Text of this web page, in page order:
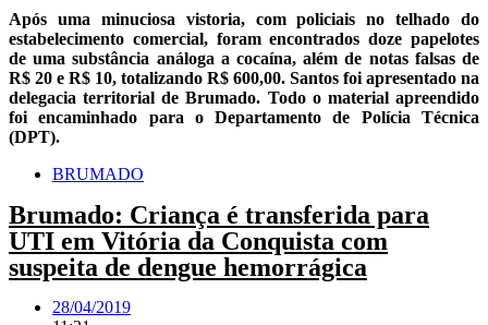
Após uma minuciosa vistoria, com policiais no telhado do
estabelecimento comercial, foram encontrados doze papelotes
de uma substância análoga a cocaína, além de notas falsas de
R$ 20 e R$ 10, totalizando R$ 600,00. Santos foi apresentado na
delegacia territorial de Brumado. Todo o material apreendido
foi encaminhado para o Departamento de Polícia Técnica
(DPT).
BRUMADO
Brumado: Criança é transferida para
UTI em Vitória da Conquista com
suspeita de dengue hemorrágica
28/04/2019